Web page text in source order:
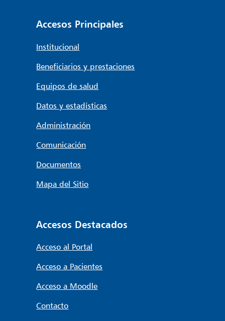
Accesos Principales
Institucional
Beneficiarios y prestaciones
Equipos de salud
Datos y estadísticas
Administración
Comunicación
Documentos
Mapa del Sitio
Accesos Destacados
Acceso al Portal
Acceso a Pacientes
Acceso a Moodle
Contacto